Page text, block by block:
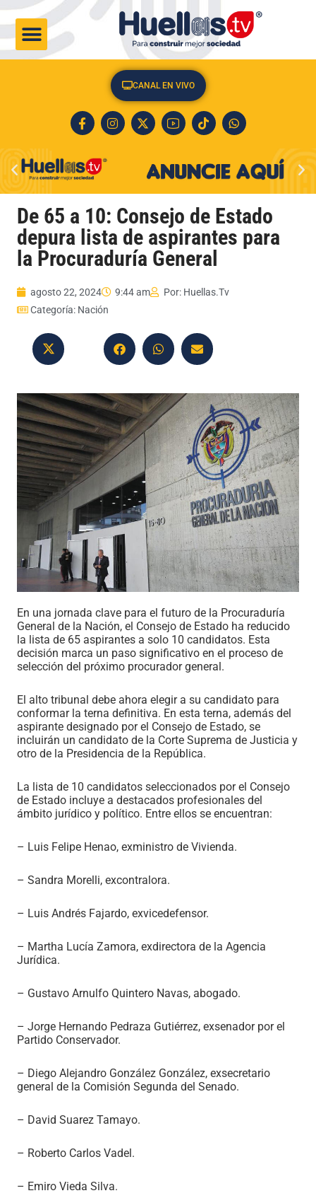
CANAL EN VIVO
De 65 a 10: Consejo de Estado
depura lista de aspirantes para
la Procuraduría General
agosto 22, 2024 9:44 am Por: Huellas.Tv
Categoría: Nación
En una jornada clave para el futuro de la Procuraduría
General de la Nación, el Consejo de Estado ha reducido
la lista de 65 aspirantes a solo 10 candidatos. Esta
decisión marca un paso significativo en el proceso de
selección del próximo procurador general.
El alto tribunal debe ahora elegir a su candidato para
conformar la terna definitiva. En esta terna, además del
aspirante designado por el Consejo de Estado, se
incluirán un candidato de la Corte Suprema de Justicia y
otro de la Presidencia de la República.
La lista de 10 candidatos seleccionados por el Consejo
de Estado incluye a destacados profesionales del
ámbito jurídico y político. Entre ellos se encuentran:
– Luis Felipe Henao, exministro de Vivienda.
– Sandra Morelli, excontralora.
– Luis Andrés Fajardo, exvicedefensor.
– Martha Lucía Zamora, exdirectora de la Agencia
Jurídica.
– Gustavo Arnulfo Quintero Navas, abogado.
– Jorge Hernando Pedraza Gutiérrez, exsenador por el
Partido Conservador.
– Diego Alejandro González González, exsecretario
general de la Comisión Segunda del Senado.
– David Suarez Tamayo.
– Roberto Carlos Vadel.
– Emiro Vieda Silva.